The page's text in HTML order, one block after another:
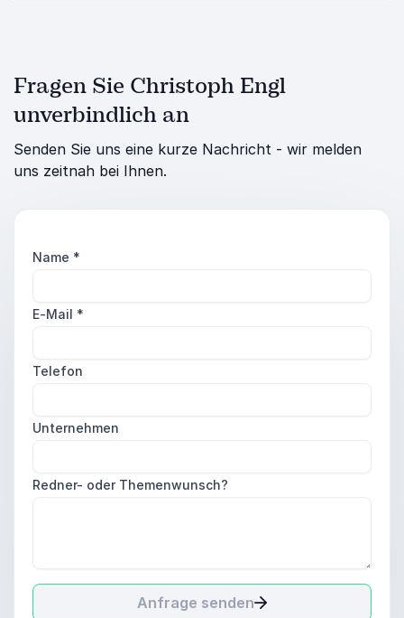
Fragen Sie Christoph Engl
unverbindlich an
Senden Sie uns eine kurze Nachricht - wir melden
uns zeitnah bei Ihnen.
Name *
E-Mail *
Telefon
Unternehmen
Redner- oder Themenwunsch?
Anfrage senden